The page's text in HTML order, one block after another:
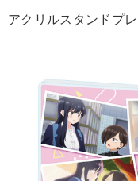
アクリルスタンドプレ